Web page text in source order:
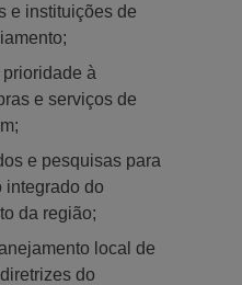
e instituições de
à
e serviços de
e pesquisas para
integrado do
da região;
local de
do